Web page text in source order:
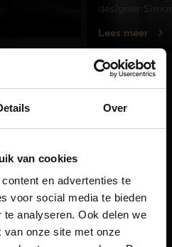
Over
van cookies
en advertenties te
voor social media te bieden
analyseren. Ook delen we
van onze site met onze
designer
Lees meer